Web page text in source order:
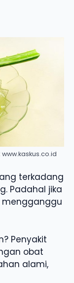
terkadang
Padahal jika
Penyakit
obat
alami,